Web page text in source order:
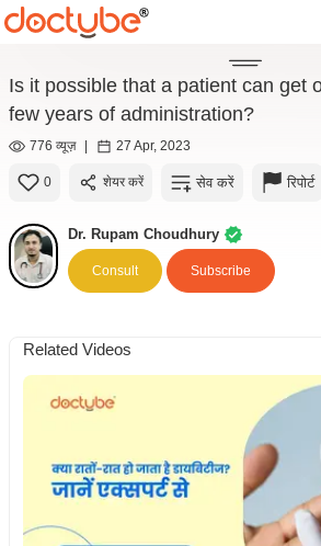
Is it possible that a patient can get
few years of administration?
776 व्यूज़ | 27 Apr, 2023
0 शेयर करें सेव करें रिपोर्ट
Dr. Rupam Choudhury
Consult Subscribe
Related Videos